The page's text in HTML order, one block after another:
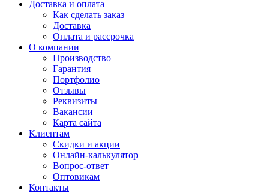
Доставка и оплата
Как сделать заказ
Доставка
Оплата и рассрочка
О компании
Производство
Гарантия
Портфолио
Отзывы
Реквизиты
Вакансии
Карта сайта
Клиентам
Скидки и акции
Онлайн-калькулятор
Вопрос-ответ
Оптовикам
Контакты